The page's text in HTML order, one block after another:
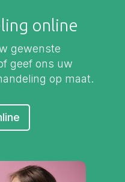
online
gewenste
geef ons uw
op maat.